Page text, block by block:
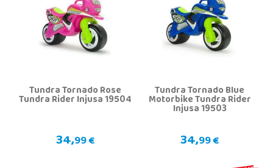
Tundra Tornado Rose
Tundra Rider Injusa 19504
34,99 €
Tundra Tornado Blue
Motorbike Tundra Rider
Injusa 19503
34,99 €